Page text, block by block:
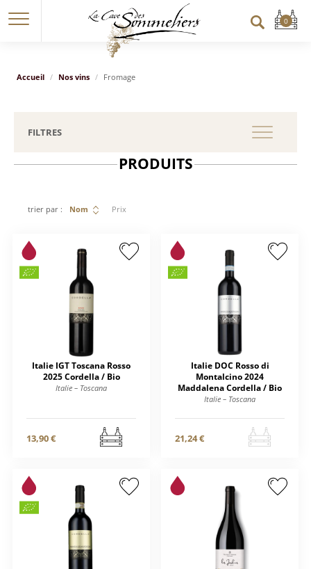
Accueil Nos vins Fromage
FILTRES
PRODUITS
trier par : Nom Prix
Italie IGT Toscana Rosso
2025 Cordella / Bio
Italie – Toscana
13,90 €
Italie DOC Rosso di
Montalcino 2024
Maddalena Cordella / Bio
Italie – Toscana
21,24 €